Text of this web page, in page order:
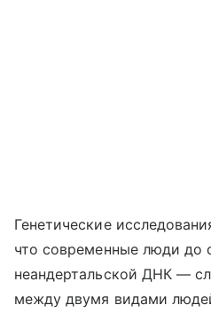
Генетические
что современные люди до
неандертальской ДНК —
между двумя видами